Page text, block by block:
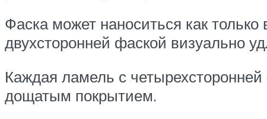
Фаска может наноситься как
двухсторонней фаской визуально
Каждая ламель с
дощатым покрытием.